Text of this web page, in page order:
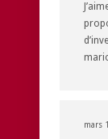
mars